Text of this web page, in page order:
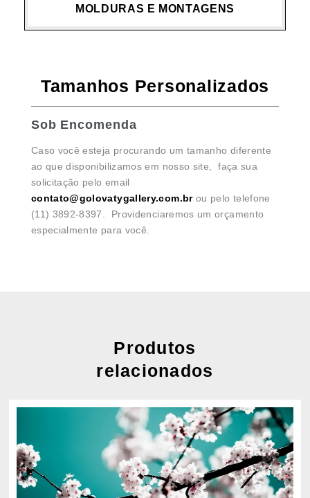
MOLDURAS E MONTAGENS
Tamanhos Personalizados
Sob Encomenda
Caso você esteja procurando um tamanho diferente
ao que disponibilizamos em nosso site, faça sua
solicitação pelo email
contato@golovatygallery.com.brou pelo telefone
(11) 3892-8397. Providenciaremos um orçamento
especialmente para você.
Produtos
relacionados